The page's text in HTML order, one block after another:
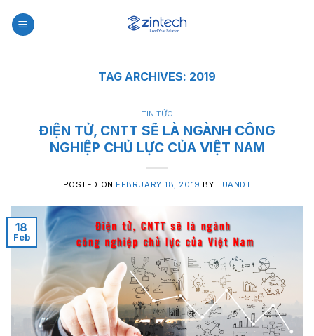
TAG ARCHIVES: 2019
TIN TỨC
ĐIỆN TỬ, CNTT SẼ LÀ NGÀNH CÔNG
NGHIỆP CHỦ LỰC CỦA VIỆT NAM
POSTED ON FEBRUARY 18, 2019 BY TUANDT
18
Feb